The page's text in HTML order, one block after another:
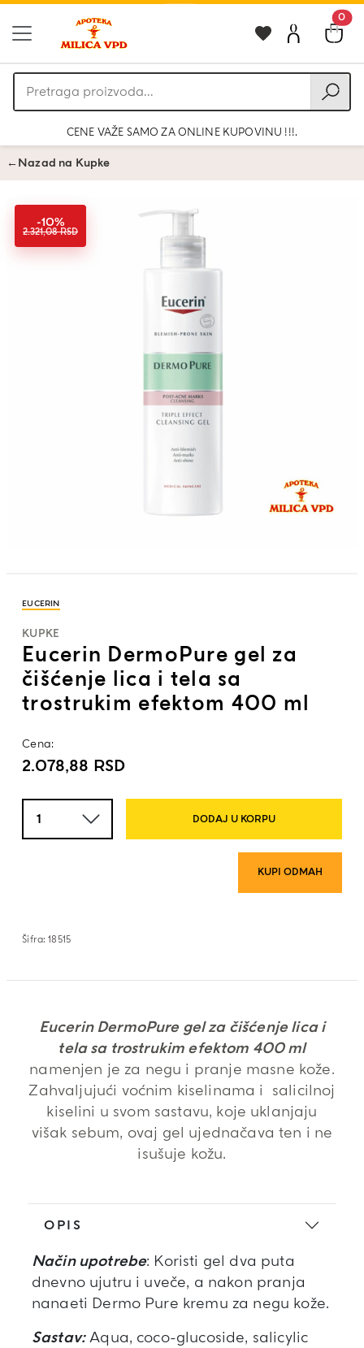
0
Pretraga
proizvoda
CENE VAŽE SAMO ZA ONLINE KUPOVINU !!!.
←Nazad na Kupke
-10%
2.321,08 RSD
EUCERIN
KUPKE
Eucerin DermoPure gel za
čišćenje lica i tela sa
trostrukim efektom 400 ml
Cena:
2.078,88 RSD
DODAJ U KORPU
KUPI ODMAH
Šifra: 18515
Eucerin DermoPure gel za čišćenje lica i
tela sa trostrukim efektom 400 ml
namenjen je za negu i pranje masne kože.
Zahvaljujući voćnim kiselinama i salicilnoj
kiselini u svom sastavu, koje uklanjaju
višak sebum, ovaj gel ujednačava ten i ne
isušuje kožu.
OPIS
Način upotrebe: Koristi gel dva puta
dnevno ujutru i uveče, a nakon pranja
nanaeti Dermo Pure kremu za negu kože.
Sastav: Aqua, coco-glucoside, salicylic